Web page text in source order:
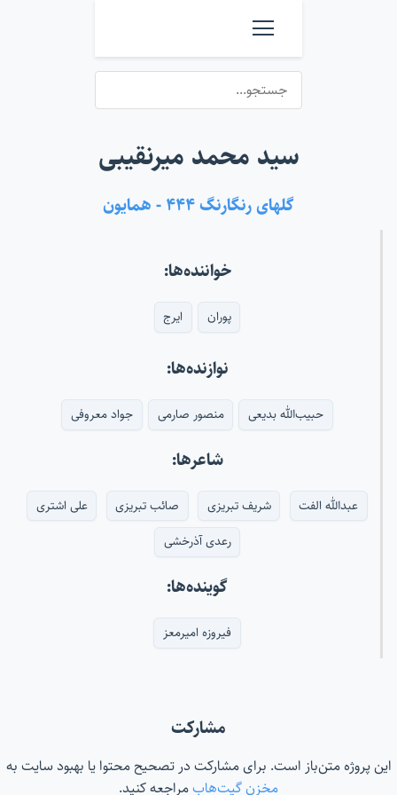
سید محمد میرنقیبی
گلهای رنگارنگ ۴۴۴ - همایون
خواننده‌ها:
پوران ایرج
نوازنده‌ها:
حبیب‌الله بدیعی منصور صارمی جواد معروفی
شاعرها:
عبدالله الفت شریف تبریزی صائب تبریزی
علی اشتری
رعدی آذرخشی
گوینده‌ها:
فیروزه امیرمعز
مشارکت
این پروژه متن‌باز است. برای مشارکت در تصحیح محتوا یا بهبود سایت به
مخزن گیت‌هابمراجعه کنید.